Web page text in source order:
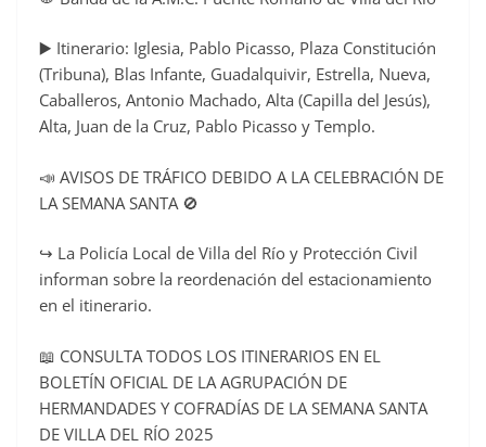
▶️ Itinerario: Iglesia, Pablo Picasso, Plaza Constitución
(Tribuna), Blas Infante, Guadalquivir, Estrella, Nueva,
Caballeros, Antonio Machado, Alta (Capilla del Jesús),
Alta, Juan de la Cruz, Pablo Picasso y Templo.
📣 AVISOS DE TRÁFICO DEBIDO A LA CELEBRACIÓN DE
LA SEMANA SANTA 🚫
↪️ La Policía Local de Villa del Río y Protección Civil
informan sobre la reordenación del estacionamiento
en el itinerario.
📖 CONSULTA TODOS LOS ITINERARIOS EN EL
BOLETÍN OFICIAL DE LA AGRUPACIÓN DE
HERMANDADES Y COFRADÍAS DE LA SEMANA SANTA
DE VILLA DEL RÍO 2025